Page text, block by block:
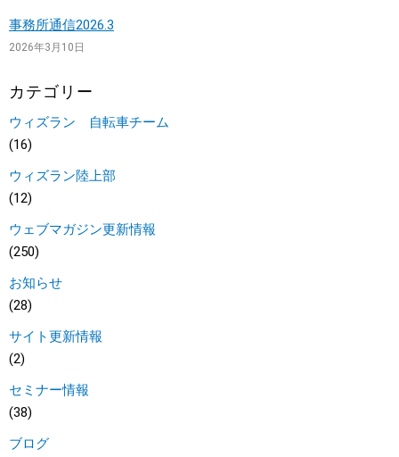
事務所通信2026.3
2026年3月10日
カテゴリー
ウィズラン 自転車チーム
(16)
ウィズラン陸上部
(12)
ウェブマガジン更新情報
(250)
お知らせ
(28)
サイト更新情報
(2)
セミナー情報
(38)
ブログ